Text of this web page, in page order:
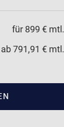
für 899 € mtl.
ab 791,91 € mtl.